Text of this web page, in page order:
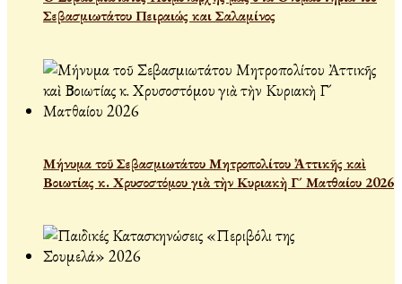
Σεβασμιωτάτου Πειραιώς και Σαλαμίνος
Μήνυμα τοῦ Σεβασμιωτάτου Μητροπολίτου Ἀττικῆς καὶ
Βοιωτίας κ. Χρυσοστόμου γιὰ τὴν Κυριακὴ Γ´ Ματθαίου 2026